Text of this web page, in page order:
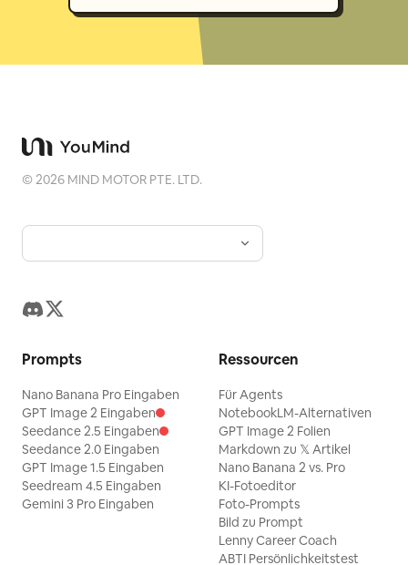
©2026 MIND MOTOR PTE. LTD.
Prompts
Nano Banana Pro Eingaben
GPT Image 2 Eingaben
Seedance 2.5 Eingaben
Seedance 2.0 Eingaben
GPT Image 1.5 Eingaben
Seedream 4.5 Eingaben
Gemini 3 Pro Eingaben
Ressourcen
Für Agents
NotebookLM-Alternativen
GPT Image 2 Folien
Markdown zu 𝕏 Artikel
Nano Banana 2 vs. Pro
KI-Fotoeditor
Foto-Prompts
Bild zu Prompt
Lenny Career Coach
ABTI Persönlichkeitstest